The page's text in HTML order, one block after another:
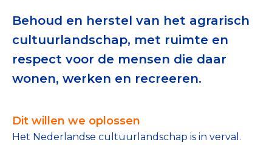
Check het CBF-keurmerk van een goed doel
Download de Geef Gerust Checklist
Tips bij doneren: zo geef je veilig
Betrouwbare data over goede doelen
Behoud en herstel van het agrarisch
cultuurlandschap, met ruimte en
respect voor de mensen die daar
wonen, werken en recreeren.
Dit willen we oplossen
Het Nederlandse cultuurlandschap is in verval.